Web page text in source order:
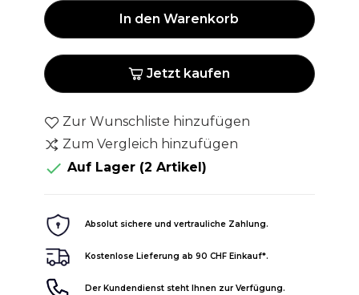
In den Warenkorb
Jetzt kaufen
Zur Wunschliste hinzufügen
Zum Vergleich hinzufügen
 Auf Lager (2 Artikel)
Absolut sichere und vertrauliche Zahlung.
Kostenlose Lieferung ab 90 CHF Einkauf*.
Der Kundendienst steht Ihnen zur Verfügung.